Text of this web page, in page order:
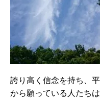
誇り高く信念を持ち、
から願っている人たち